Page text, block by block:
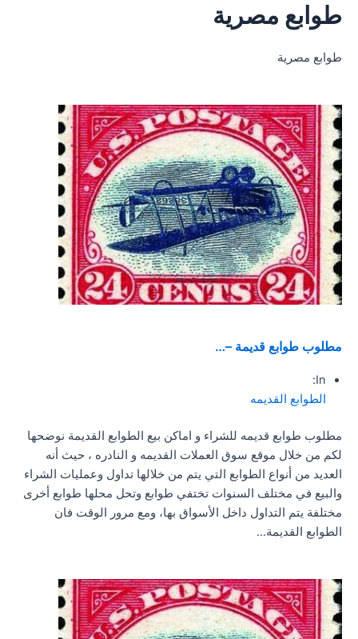
طوابع مصرية
طوابع مصرية
مطلوب طوابع قديمة –…
In:
الطوابع القديمه
مطلوب طوابع قديمه للشراء و اماكن بيع الطوابع القديمة نوضحها
لكم من خلال موقع سوق العملات القديمه و النادره ، حيث أنه
العديد من أنواع الطوابع التي يتم من خلالها تداول وعمليات الشراء
والبيع في مختلف السنوات تختفي طوابع وتحل محلها طوابع أخرى
مختلفة يتم التداول داخل الأسواق بها، ومع مرور الوقت فان
الطوابع القديمة…